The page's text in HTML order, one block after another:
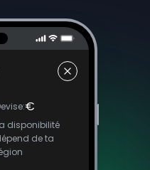
:€
disponibilité
de ta